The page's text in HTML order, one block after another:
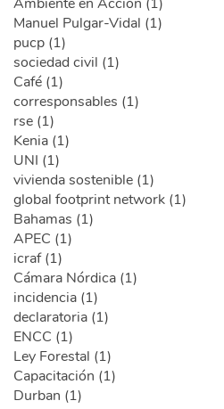
Manuel Pulgar-Vidal (1)
pucp (1)
sociedad civil (1)
Café (1)
corresponsables (1)
rse (1)
Kenia (1)
UNI (1)
vivienda sostenible (1)
global footprint network (1)
Bahamas (1)
APEC (1)
icraf (1)
Cámara Nórdica (1)
incidencia (1)
declaratoria (1)
ENCC (1)
Ley Forestal (1)
Capacitación (1)
Durban (1)